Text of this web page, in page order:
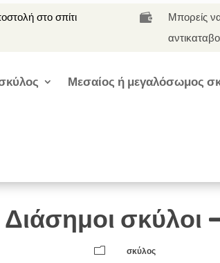
στο σπίτι 
Μπορείς
Μεσαίος ή μεγαλόσωμος
Διάσημοι σκύλοι
m
σκύλος